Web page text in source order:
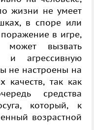
жизни не умеет
в споре или
поражение в игре,
может вызвать
и агрессивную
не настроены на
качеств, так как
средства
который, к
возрастной